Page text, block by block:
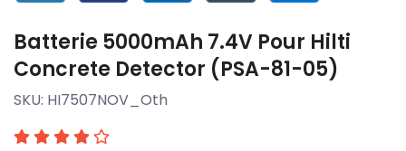
Batterie 5000mAh 7.4V Pour Hilti
Concrete Detector (PSA-81-05)
SKU: HI7507NOV_Oth